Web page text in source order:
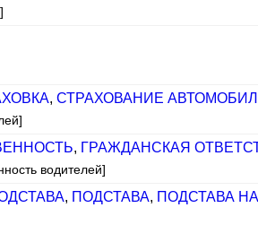
, СТРАХОВАНИЕ
, ГРАЖДАНСКАЯ
водителей]
, ПОДСТАВА, ПОДСТАВА